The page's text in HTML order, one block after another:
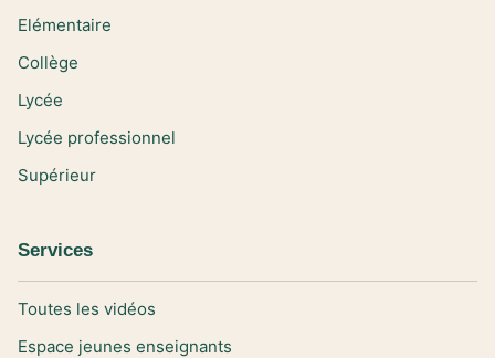
Elémentaire
Collège
Lycée
Lycée professionnel
Supérieur
Services
Toutes les vidéos
Espace jeunes enseignants